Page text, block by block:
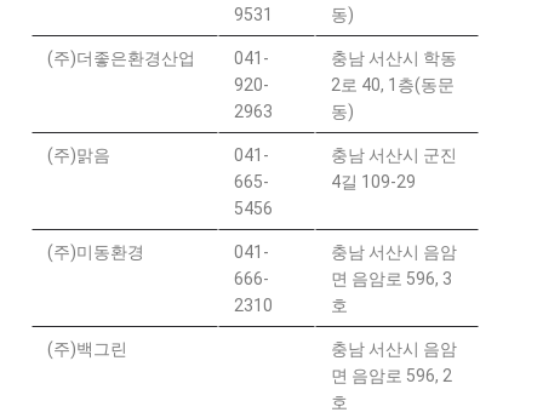
9531
동)
(주)더좋은환경산업
041-
920-
2963
충남 서산시 학동
2로 40, 1층(동문
동)
(주)맑음
041-
665-
5456
충남 서산시 군진
4길 109-29
(주)미동환경
041-
666-
2310
충남 서산시 음암
면 음암로 596, 3
호
(주)백그린
충남 서산시 음암
면 음암로 596, 2
호